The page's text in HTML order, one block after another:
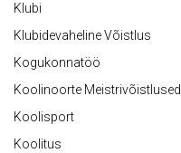
Klubi
Klubidevaheline Võistlus
Kogukonnatöö
Koolinoorte Meistrivõistlused
Koolisport
Koolitus